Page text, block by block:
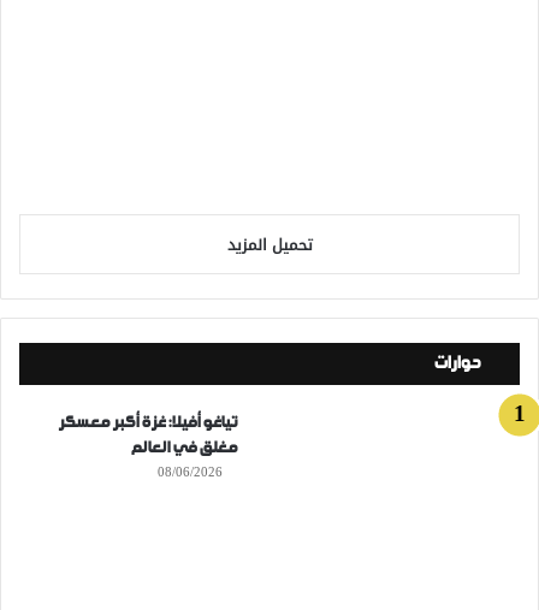
تحميل المزيد
حوارات
تياغو أفيلا: غزة أكبر معسكر
مغلق في العالم
08/06/2026